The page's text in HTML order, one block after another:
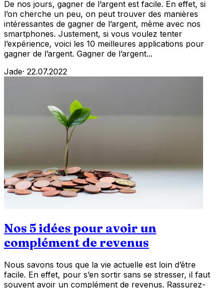
De nos jours, gagner de l’argent est facile. En effet, si
l’on cherche un peu, on peut trouver des manières
intéressantes de gagner de l’argent, même avec nos
smartphones. Justement, si vous voulez tenter
l’expérience, voici les 10 meilleures applications pour
gagner de l’argent. Gagner de l’argent...
Jade· 22.07.2022
Nos 5 idées pour avoir un
complément de revenus
Nous savons tous que la vie actuelle est loin d’être
facile. En effet, pour s’en sortir sans se stresser, il faut
souvent avoir un complément de revenus. Rassurez-